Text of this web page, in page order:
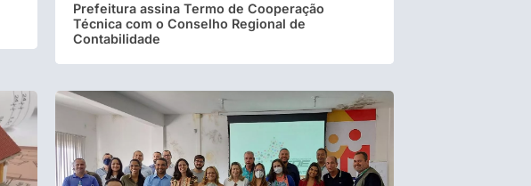
Prefeitura assina Termo de Cooperação
Técnica com o Conselho Regional de
Contabilidade